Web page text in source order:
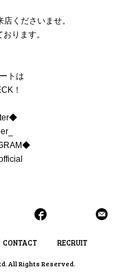
くださいませ。
ります。
トは
！
CONTACT RECRUIT
All Rights Reserved.